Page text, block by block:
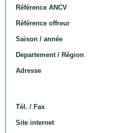
Référence ANCV
Référence offreur
Saison / année
Departement / Région
Adresse
Tél. / Fax
Site internet